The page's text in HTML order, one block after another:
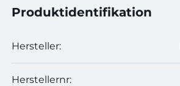
Produktidentifikation
Hersteller:
Herstellernr: